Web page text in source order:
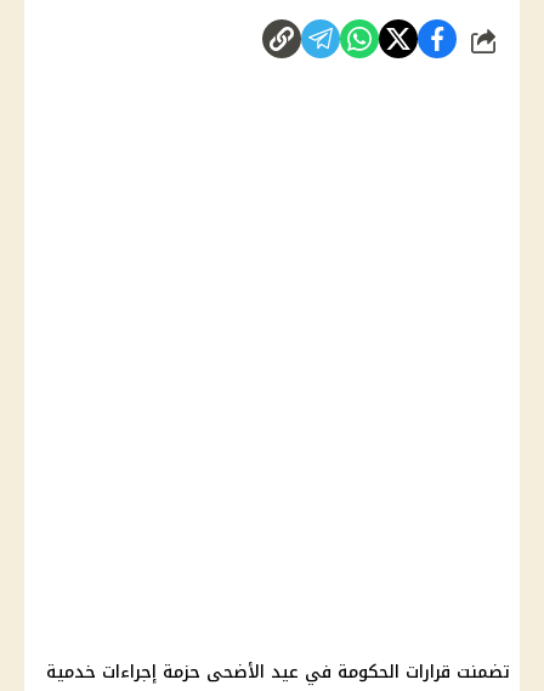
شارك
تضمنت قرارات الحكومة في عيد الأضحى حزمة إجراءات خدمية